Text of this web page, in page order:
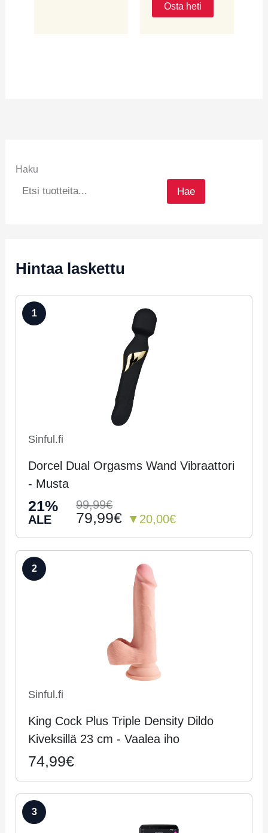
Osta heti
Haku
Hae
Hintaa laskettu
1
Sinful.fi
Dorcel Dual Orgasms Wand Vibraattori
- Musta
21%
ALE
99,99€
79,99€ ▼20,00€
2
Sinful.fi
King Cock Plus Triple Density Dildo
Kiveksillä 23 cm - Vaa­lea iho
74,99€
3